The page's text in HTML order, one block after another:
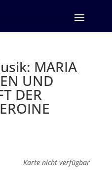
MARIA
UND
DER
Karte nicht verfügbar